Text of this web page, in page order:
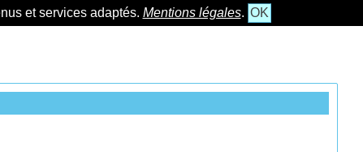
et services adaptés. Mentions légales. OK